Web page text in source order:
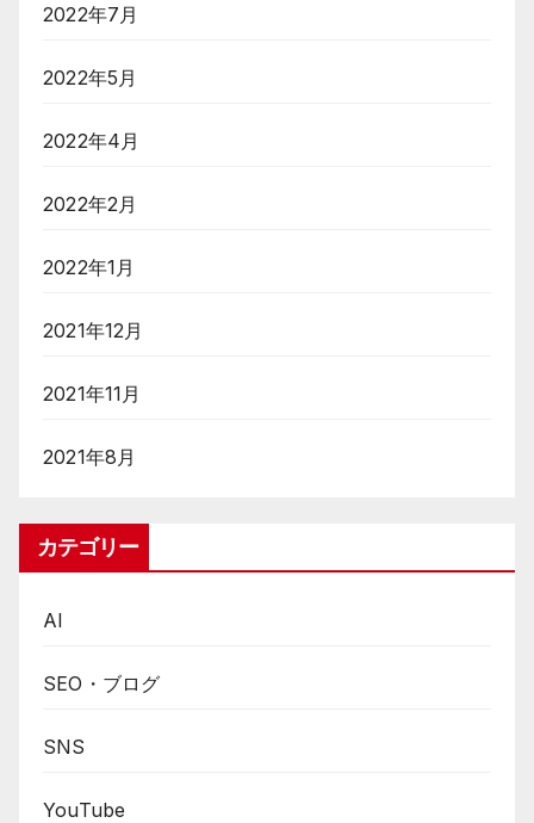
2022年7月
2022年5月
2022年4月
2022年2月
2022年1月
2021年12月
2021年11月
2021年8月
カテゴリー
AI
SEO・ブログ
SNS
YouTube